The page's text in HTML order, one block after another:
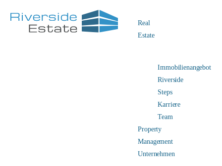
Real
Estate
Immobilienangebot
Riverside
Steps
Karriere
Team
Property
Management
Unternehmen